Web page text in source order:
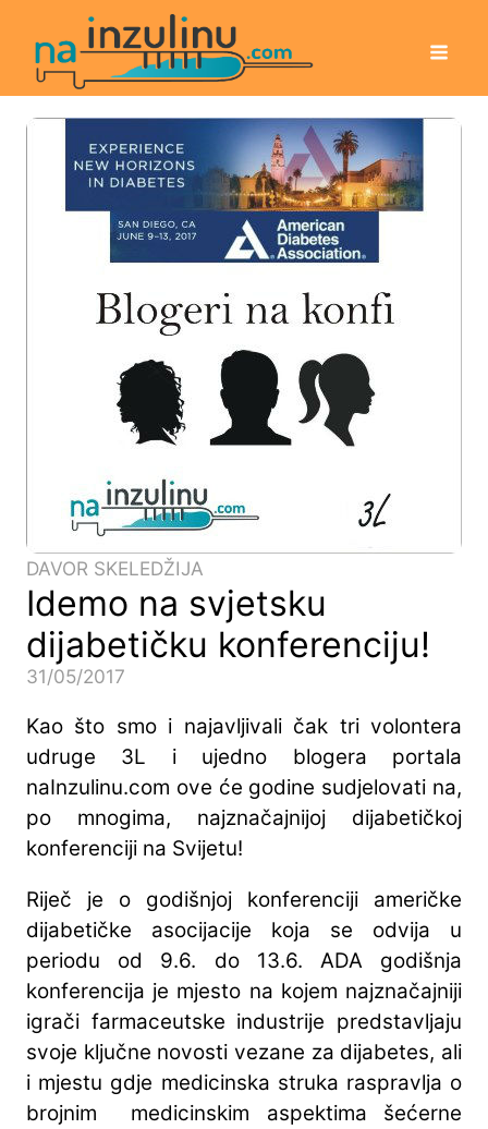
DAVOR SKELEDŽIJA
Idemo na svjetsku
dijabetičku konferenciju!
31/05/2017
Kao što smo i najavljivali čak tri volontera
udruge 3L i ujedno blogera portala
naInzulinu.com ove će godine sudjelovati na,
po mnogima, najznačajnijoj dijabetičkoj
konferenciji na Svijetu!
Riječ je o godišnjoj konferenciji američke
dijabetičke asocijacije koja se odvija u
periodu od 9.6. do 13.6. ADA godišnja
konferencija je mjesto na kojem najznačajniji
igrači farmaceutske industrije predstavljaju
svoje ključne novosti vezane za dijabetes, ali
i mjestu gdje medicinska struka raspravlja o
brojnim medicinskim aspektima šećerne